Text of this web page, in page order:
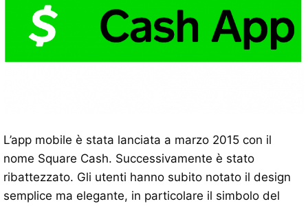
L’app mobile è stata lanciata a marzo 2015 con il
nome Square Cash. Successivamente è stato
ribattezzato. Gli utenti hanno subito notato il design
semplice ma elegante, in particolare il simbolo del